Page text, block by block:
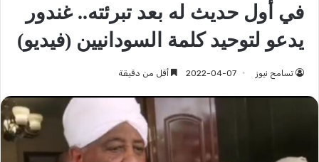
في أول حديث له بعد تبرئته.. غندور
يدعو لتوحيد كلمة السودانيين (فيديو)
تسامح نيوز 2022-04-07 أقل من دقيقة